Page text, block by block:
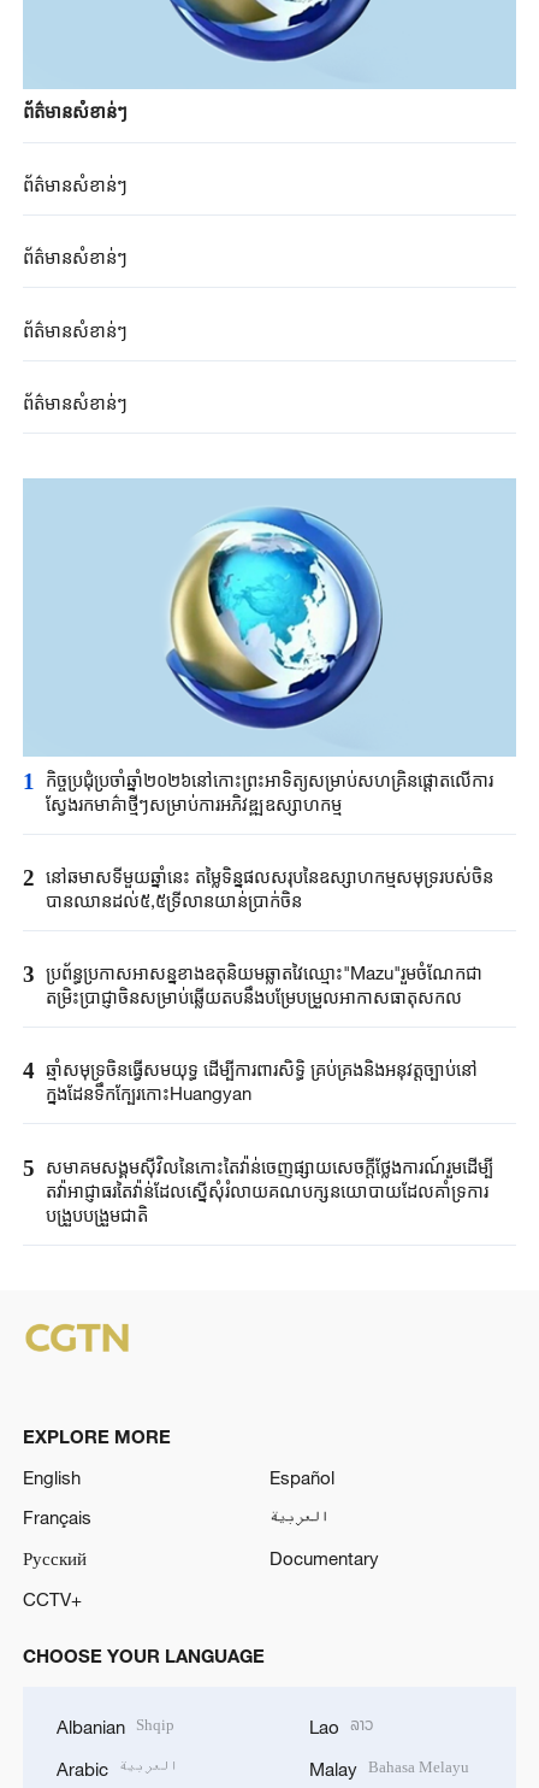
ព័ត៌មានសំខាន់ៗ
ព័ត៌មានសំខាន់ៗ
ព័ត៌មានសំខាន់ៗ
ព័ត៌មានសំខាន់ៗ
ព័ត៌មានសំខាន់ៗ
1
កិច្ចប្រជុំប្រចាំឆ្នាំ២០២៦នៅកោះព្រះអាទិត្យសម្រាប់សហគ្រិនផ្តោតលើការ
ស្វែងរកមាគ៌ាថ្មីៗសម្រាប់ការអភិវឌ្ឍឧស្សាហកម្ម
2 នៅឆមាសទីមួយឆ្នាំនេះ តម្លៃទិន្នផលសរុបនៃឧស្សាហកម្មសមុទ្ររបស់ចិន
បានឈានដល់៥,៥ទ្រីលានយាន់ប្រាក់ចិន
3 ប្រព័ន្ធប្រកាសអាសន្នខាងឧតុនិយមឆ្លាតវៃឈ្មោះ"Mazu"រួមចំណែកជា
តម្រិះប្រាជ្ញាចិនសម្រាប់ឆ្លើយតបនឹងបម្រែបម្រួលអាកាសធាតុសកល
4 ឆ្មាំសមុទ្រចិនធ្វើសមយុទ្ធ ដើម្បីការពារសិទ្ធិ គ្រប់គ្រងនិងអនុវត្តច្បាប់នៅ
ក្នុងដែនទឹកក្បែរកោះHuangyan
5
សមាគមសង្គមស៊ីវិលនៃកោះតៃវ៉ាន់ចេញផ្សាយសេចក្តីថ្លែងការណ៍រួមដើម្បី
តវ៉ាអាជ្ញាធរតៃវ៉ាន់ដែលស្នើសុំរំលាយគណបក្សនយោបាយដែលគាំទ្រការ
បង្រួបបង្រួមជាតិ
EXPLORE MORE
English
Español
Français
العربية
Русский
Documentary
CCTV+
CHOOSE YOUR LANGUAGE
Albanian Shqip
Arabic العربية
Lao ລາວ
Malay Bahasa Melayu